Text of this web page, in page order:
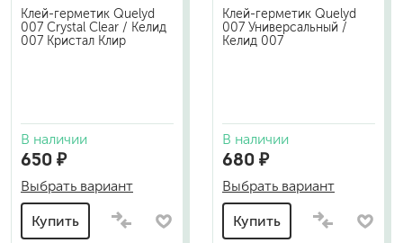
Клей-герметик Quelyd
007 Crystal Clear / Келид
007 Кристал Клир
В наличии
650 ₽
Выбрать вариант
Купить
Клей-герметик Quelyd
007 Универсальный /
Келид 007
В наличии
680 ₽
Выбрать вариант
Купить